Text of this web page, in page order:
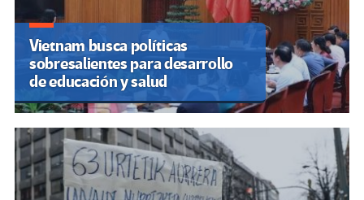
Vietnam busca políticas
sobresalientes para desarrollo
de educación y salud